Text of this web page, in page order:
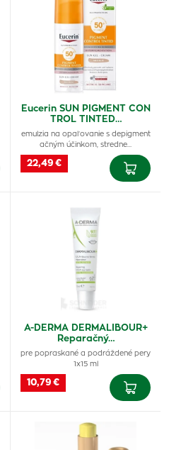
Eucerin SUN PIGMENT CON
TROL TINTED…
emulzia na opaľovanie s depigment
ačným účinkom, stredne…
22,49 €
A-DERMA DERMALIBOUR+
Reparačný…
pre popraskané a podráždené pery
1x15 ml
10,79 €